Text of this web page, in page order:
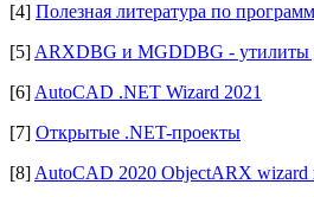
[4] Полезная литература по
[5] ARXDBG и MGDDBG - утилиты
[6] AutoCAD .NET Wizard 2021
[7] Открытые .NET-проекты
[8] AutoCAD 2020 ObjectARX wizard